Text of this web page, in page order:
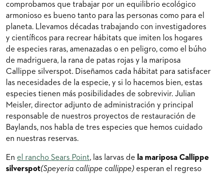
comprobamos que trabajar por un equilibrio ecológico
armonioso es bueno tanto para las personas como para el
planeta. Llevamos décadas trabajando con investigadores
y científicos para recrear hábitats que imiten los hogares
de especies raras, amenazadas o en peligro, como el búho
de madriguera, la rana de patas rojas y la mariposa
Callippe silverspot. Diseñamos cada hábitat para satisfacer
las necesidades de la especie, y si lo hacemos bien, estas
especies tienen más posibilidades de sobrevivir. Julian
Meisler, director adjunto de administración y principal
responsable de nuestros proyectos de restauración de
Baylands, nos habla de tres especies que hemos cuidado
en nuestras reservas.
En el rancho Sears Point, las larvas de la mariposa Callippe
silverspot(Speyeria callippe callippe) esperan el regreso